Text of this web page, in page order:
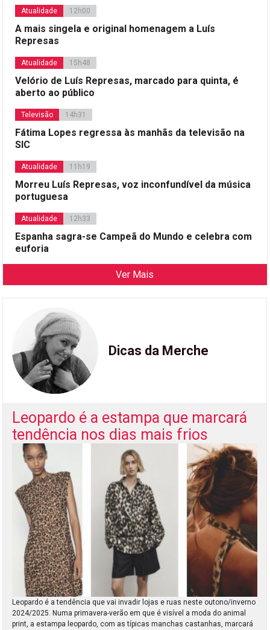
Atualidade 12h00
A mais singela e original homenagem a Luís
Represas
Atualidade 15h48
Velório de Luís Represas, marcado para quinta, é
aberto ao público
Televisão 14h31
Fátima Lopes regressa às manhãs da televisão na
SIC
Atualidade 11h19
Morreu Luís Represas, voz inconfundível da música
portuguesa
Atualidade 12h33
Espanha sagra-se Campeã do Mundo e celebra com
euforia
Ver Mais
Dicas da Merche
Leopardo é a estampa que marcará
tendência nos dias mais frios
Leopardo é a tendência que vai invadir lojas e ruas neste outono/inverno
2024/2025. Numa primavera-verão em que é visível a moda do animal
print, a estampa leopardo, com as típicas manchas castanhas, marcará